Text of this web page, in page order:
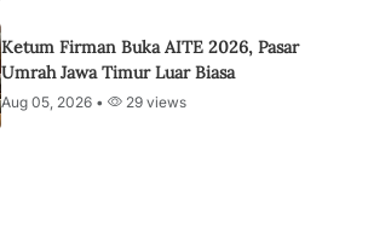
Ketum Firman Buka AITE 2026, Pasar
Umrah Jawa Timur Luar Biasa
Aug 05, 2026 • 29 views